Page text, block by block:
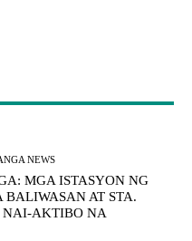
NEWS
MGA ISTASYON NG
BALIWASAN AT STA.
NAI-AKTIBO NA